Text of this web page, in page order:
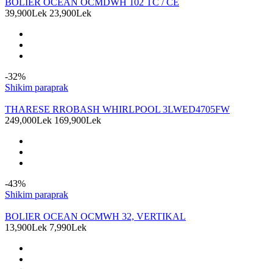
39,900Lek 23,900Lek
-32%
Shikim paraprak
THARESE RROBASH WHIRLPOOL 3LWED4705FW
249,000Lek 169,900Lek
-43%
Shikim paraprak
BOLIER OCEAN OCMWH 32, VERTIKAL
13,900Lek 7,990Lek